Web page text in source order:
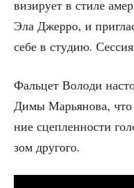
ви­зи­ру­ет в сти­ле
Эла Джер­ро, и
себе в сту­дию.
Фаль­цет Воло­ди
Димы Марья­но­ва,
ние сцеп­лен­но­сти
зом другого.